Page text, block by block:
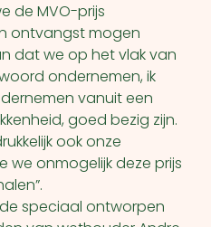
de MVO-prijs
ontvangst mogen
dat we op het vlak van
ondernemen, ik
vanuit een
goed bezig zijn.
ook onze
we onmogelijk deze prijs
speciaal ontworpen